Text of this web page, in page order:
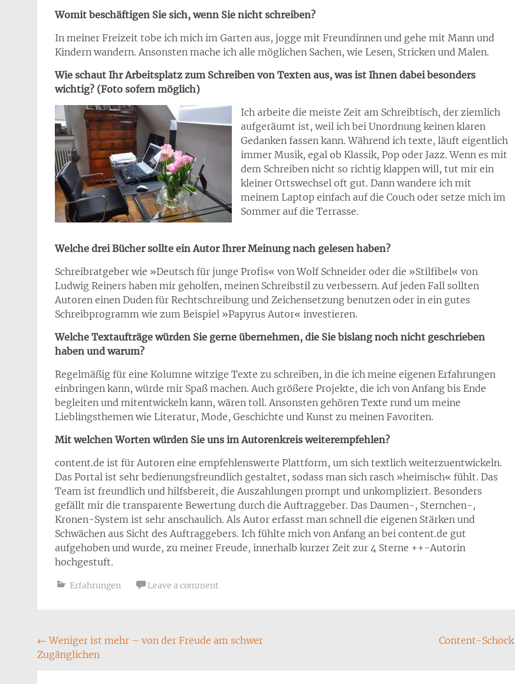
Womit beschäftigen Sie sich, wenn Sie nicht schreiben?
In meiner Freizeit tobe ich mich im Garten aus, jogge mit Freundinnen und gehe mit Mann und
Kindern wandern. Ansonsten mache ich alle möglichen Sachen, wie Lesen, Stricken und Malen.
Wie schaut Ihr Arbeitsplatz zum Schreiben von Texten aus, was ist Ihnen dabei besonders
wichtig? (Foto sofern möglich)
Ich arbeite die meiste Zeit am Schreibtisch, der ziemlich
aufgeräumt ist, weil ich bei Unordnung keinen klaren
Gedanken fassen kann. Während ich texte, läuft eigentlich
immer Musik, egal ob Klassik, Pop oder Jazz. Wenn es mit
dem Schreiben nicht so richtig klappen will, tut mir ein
kleiner Ortswechsel oft gut. Dann wandere ich mit
meinem Laptop einfach auf die Couch oder setze mich im
Sommer auf die Terrasse.
Welche drei Bücher sollte ein Autor Ihrer Meinung nach gelesen haben?
Schreibratgeber wie »Deutsch für junge Profis« von Wolf Schneider oder die »Stilfibel« von
Ludwig Reiners haben mir geholfen, meinen Schreibstil zu verbessern. Auf jeden Fall sollten
Autoren einen Duden für Rechtschreibung und Zeichensetzung benutzen oder in ein gutes
Schreibprogramm wie zum Beispiel »Papyrus Autor« investieren.
Welche Textaufträge würden Sie gerne übernehmen, die Sie bislang noch nicht geschrieben
haben und warum?
Regelmäßig für eine Kolumne witzige Texte zu schreiben, in die ich meine eigenen Erfahrungen
einbringen kann, würde mir Spaß machen. Auch größere Projekte, die ich von Anfang bis Ende
begleiten und mitentwickeln kann, wären toll. Ansonsten gehören Texte rund um meine
Lieblingsthemen wie Literatur, Mode, Geschichte und Kunst zu meinen Favoriten.
Mit welchen Worten würden Sie uns im Autorenkreis weiterempfehlen?
content.de ist für Autoren eine empfehlenswerte Plattform, um sich textlich weiterzuentwickeln.
Das Portal ist sehr bedienungsfreundlich gestaltet, sodass man sich rasch »heimisch« fühlt. Das
Team ist freundlich und hilfsbereit, die Auszahlungen prompt und unkompliziert. Besonders
gefällt mir die transparente Bewertung durch die Auftraggeber. Das Daumen-, Sternchen-,
Kronen-System ist sehr anschaulich. Als Autor erfasst man schnell die eigenen Stärken und
Schwächen aus Sicht des Auftraggebers. Ich fühlte mich von Anfang an bei content.de gut
aufgehoben und wurde, zu meiner Freude, innerhalb kurzer Zeit zur 4 Sterne ++-Autorin
hochgestuft.
Erfahrungen Leave a comment
Post
navigation
← Weniger ist mehr – von der Freude am schwer
Zugänglichen
Content-Schock